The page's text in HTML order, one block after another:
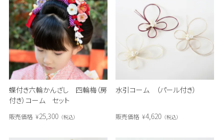
蝶付き六輪かんざし 四輪梅（房
付き）コーム セット
販売価格 ¥25,300 税込
水引コーム （パール付き）
販売価格 ¥4,620 税込